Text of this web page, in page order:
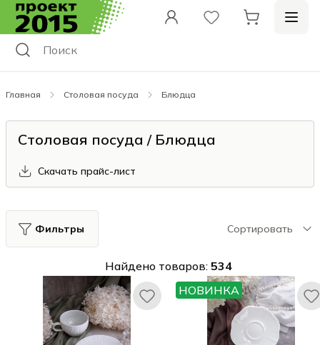
Главная Столовая посуда Блюдца
Столовая посуда / Блюдца
Скачать прайс-лист
Фильтры Сортировать
Найдено товаров: 534
НОВИНКА